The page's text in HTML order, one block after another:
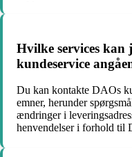
Hvilke services kan
kundeservice
Du kan kontakte DAOs
emner, herunder
ændringer i
henvendelser i forhold til